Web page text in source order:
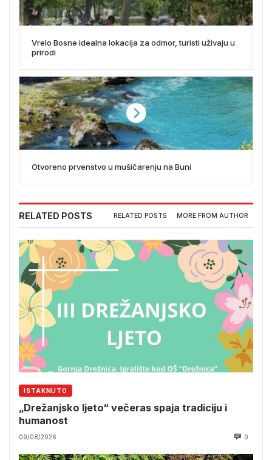
Vrelo Bosne idealna lokacija za odmor, turisti uživaju u
prirodi
Otvoreno prvenstvo u mušičarenju na Buni
RELATED POSTS RELATED POSTS MORE FROM AUTHOR
ISTAKNUTO
„Drežanjsko ljeto“ večeras spaja tradiciju i
humanost
09/08/2026 0